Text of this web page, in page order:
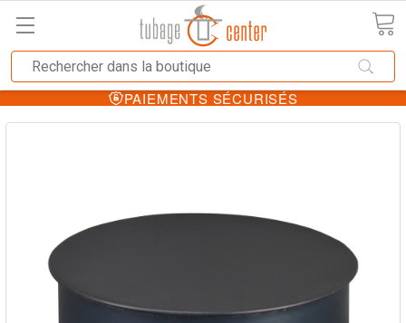
PAIEMENTS SÉCURISÉS